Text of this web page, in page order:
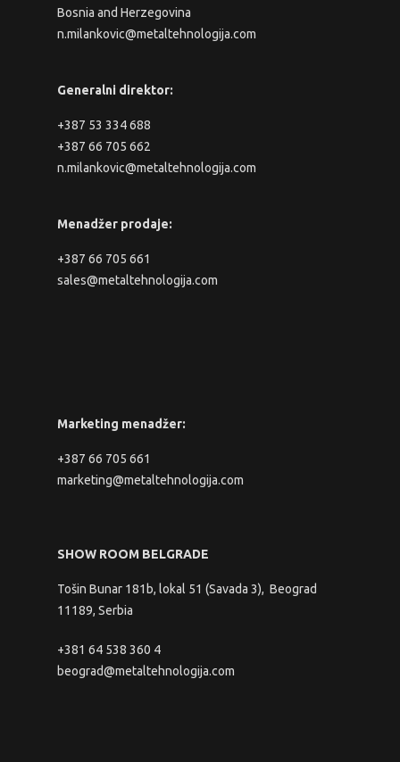
Bosnia and Herzegovina
n.milankovic@metaltehnologija.com
Generalni direktor:
+387 53 334 688
+387 66 705 662
n.milankovic@metaltehnologija.com
Menadžer prodaje:
+387 66 705 661
sales@metaltehnologija.com
Marketing menadžer:
+387 66 705 661
marketing@metaltehnologija.com
SHOW ROOM BELGRADE
Tošin Bunar 181b, lokal 51 (Savada 3), Beograd
11189, Serbia
+381 64 538 360 4
beograd@metaltehnologija.com